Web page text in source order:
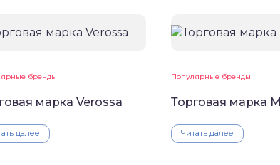
бренды
марка Verossa
далее
Популярные бренды
Торговая марка
Читать далее